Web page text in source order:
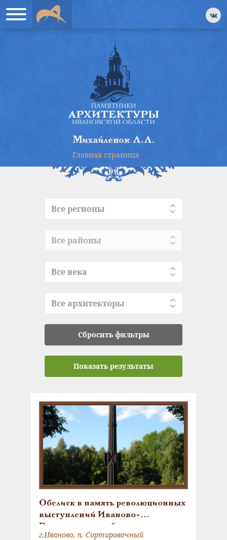
Михайленок Л.Л.
Главная страница
Все регионы
Все районы
Все века
Все архитекторы
Сбросить фильтры
Показать результаты
Обелиск в память революционных
выступлений Иваново-
Вознесенских рабочих
г.Иваново, п. Сортировочный